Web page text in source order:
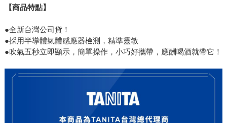
【商品特點】
●全新台灣公司貨！
●採用半導體氣體感應器檢測，精準靈敏
●吹氣五秒立即顯示，簡單操作，小巧好攜帶，應酬喝酒就帶它！